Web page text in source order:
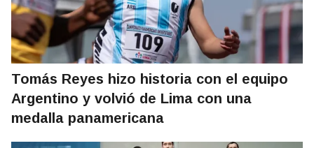
Tomás Reyes hizo historia con el equipo
Argentino y volvió de Lima con una
medalla panamericana